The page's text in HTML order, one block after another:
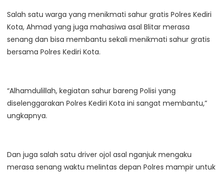
Salah satu warga yang menikmati sahur gratis Polres Kediri
Kota, Ahmad yang juga mahasiwa asal Blitar merasa
senang dan bisa membantu sekali menikmati sahur gratis
bersama Polres Kediri Kota.
“Alhamdulillah, kegiatan sahur bareng Polisi yang
diselenggarakan Polres Kediri Kota ini sangat membantu,”
ungkapnya.
Dan juga salah satu driver ojol asal nganjuk mengaku
merasa senang waktu melintas depan Polres mampir untuk